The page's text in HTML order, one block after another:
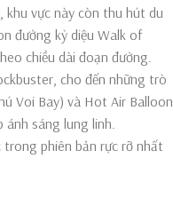
khu vực này còn thu hút du
đường kỳ diệu Walk of
chiều dài đoạn đường.
cho đến những trò
Voi Bay) và Hot Air Balloon
sáng lung linh.
phiên bản rực rỡ nhất